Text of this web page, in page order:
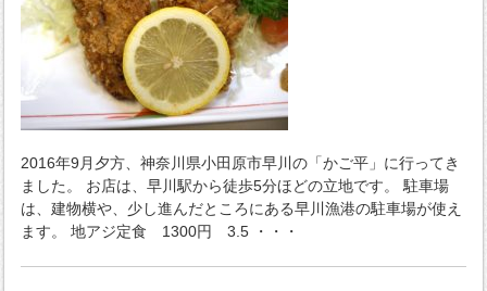
2016年9月夕方、神奈川県小田原市早川の「かご平」に行ってき
ました。 お店は、早川駅から徒歩5分ほどの立地です。 駐車場
は、建物横や、少し進んだところにある早川漁港の駐車場が使え
ます。 地アジ定食 1300円 3.5 ・・・